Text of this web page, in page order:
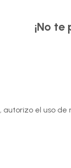
¡No
, autorizo el uso de